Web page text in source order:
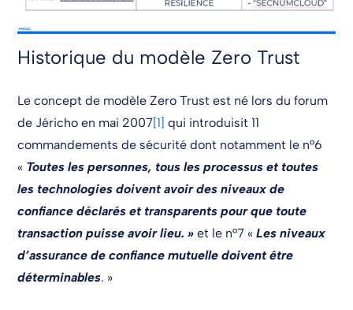
Historique du modèle Zero Trust
Le concept de modèle Zero Trust est né lors du forum
de Jéricho en mai 2007[1] qui introduisit 11
commandements de sécurité dont notamment le n°6
« Toutes les personnes, tous les processus et toutes
les technologies doivent avoir des niveaux de
confiance déclarés et transparents pour que toute
transaction puisse avoir lieu. » et le n°7 «Les niveaux
d’assurance de confiance mutuelle doivent être
déterminables. »